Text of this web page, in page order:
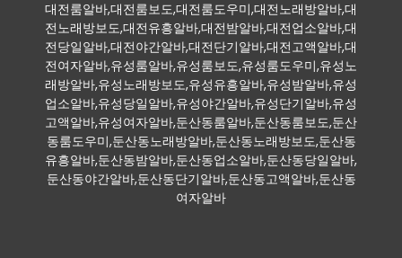
대전룸알바,대전룸보도,대전룸도우미,대전노래방알바,대
전노래방보도,대전유흥알바,대전밤알바,대전업소알바,대
전당일알바,대전야간알바,대전단기알바,대전고액알바,대
전여자알바,유성룸알바,유성룸보도,유성룸도우미,유성노
래방알바,유성노래방보도,유성유흥알바,유성밤알바,유성
업소알바,유성당일알바,유성야간알바,유성단기알바,유성
고액알바,유성여자알바,둔산동룸알바,둔산동룸보도,둔산
동룸도우미,둔산동노래방알바,둔산동노래방보도,둔산동
유흥알바,둔산동밤알바,둔산동업소알바,둔산동당일알바,
둔산동야간알바,둔산동단기알바,둔산동고액알바,둔산동
여자알바